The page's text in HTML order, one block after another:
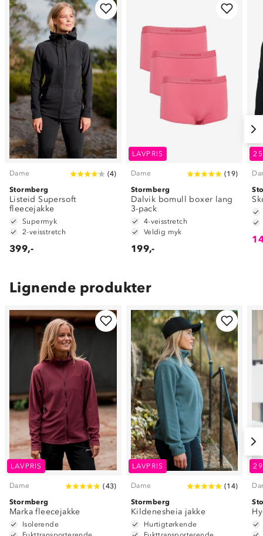
Dame (4)
Stormberg
Listeid Supersoft
fleecejakke
Supermyk
2-veisstretch
399,-
LAVPRIS
Dame (19)
Stormberg
Dalvik bomull boxer lang
3-pack
4-veisstretch
Veldig myk
199,-
Lignende produkter
LAVPRIS
Dame (43)
Stormberg
Marka fleecejakke
Isolerende
LAVPRIS
Dame (14)
Stormberg
Kildenesheia jakke
Hurtigtørkende